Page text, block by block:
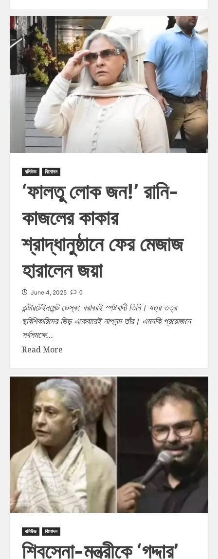
বলিউড বিনোদন
‘ফালতু লোক জন!’ রানি-
কাজলের কাকার
শ্রাদ্ধানুষ্ঠানে ফের মেজাজ
হারালেন জয়া
June 4, 2025 0
এন্টারটেইনমেন্ট ডেস্ক: বরাবরই স্পষ্টবাদী তিনি। যত্র তত্র
ছবিশিকারিদের ভিড় একেবারেই নাপসন্দ তাঁর। এমনকি প্রয়োজনে
সর্বসমক্ষে...
Read More
বলিউড বিনোদন
শিবসেনা-মন্ত্রীকে ‘গদ্দার’